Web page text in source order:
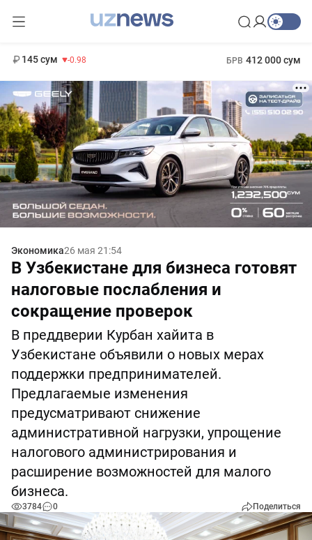
145 сум -0.98 БРВ 412 000 сум
Экономика26 мая 21:54
В Узбекистане для бизнеса готовят
налоговые послабления и
сокращение проверок
В преддверии Курбан хайита в
Узбекистане объявили о новых мерах
поддержки предпринимателей.
Предлагаемые изменения
предусматривают снижение
административной нагрузки, упрощение
налогового администрирования и
расширение возможностей для малого
бизнеса.
3784 0 Поделиться